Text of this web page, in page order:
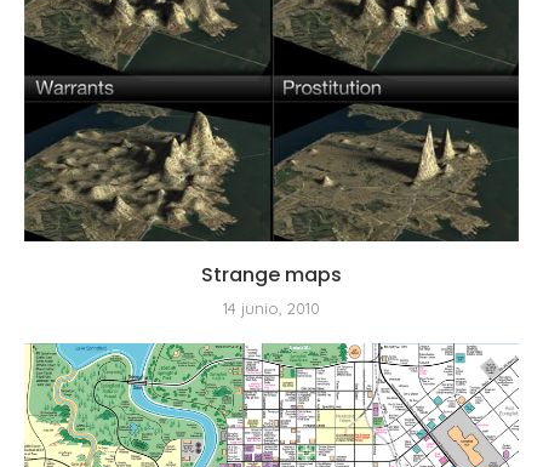
Strange maps
14 junio, 2010